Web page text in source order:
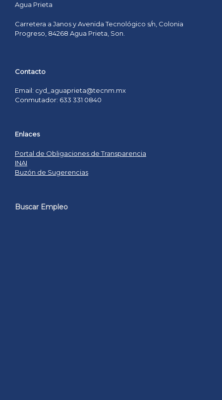
Agua Prieta
Carretera a Janos y Avenida Tecnológico s/n, Colonia
Progreso, 84268 Agua Prieta, Son.
Contacto
Email: cyd_aguaprieta@tecnm.mx
Conmutador: 633 331 0840
Enlaces
Portal de Obligaciones de Transparencia
INAI
Buzón de Sugerencias
Buscar Empleo